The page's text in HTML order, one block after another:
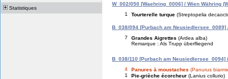
Statistiques
W_002/050 [Waehring_0006] / Wien Währing
1
Tourterelle turque (Streptopelia
B_038/094 [Purbach am
7
Grandes Aigrettes (Ardea alba)
Remarque : Als Trupp überfliegend
B_038/110 [Purbach am Neusiedlersee_0094]
4
Panures à moustaches (Panurus
1
Pie-grièche écorcheur (Lanius collurio)